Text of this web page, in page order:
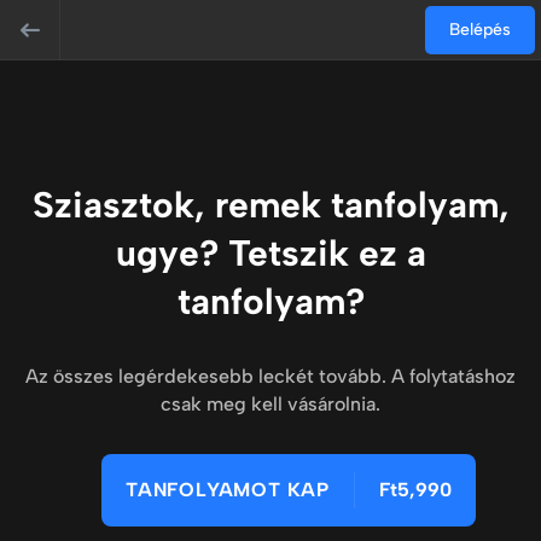
Belépés
Sziasztok, remek tanfolyam,
ugye? Tetszik ez a
tanfolyam?
Az összes legérdekesebb leckét tovább. A folytatáshoz
csak meg kell vásárolnia.
TANFOLYAMOT KAP Ft5,990